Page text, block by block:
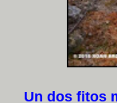
Un dos fitos